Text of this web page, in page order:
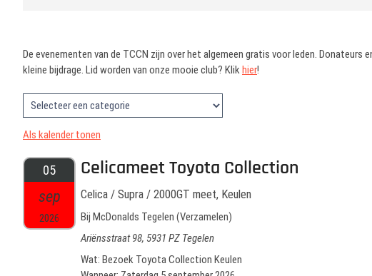
De evenementen van de TCCN zijn over het algemeen gratis voor leden. Donateurs
kleine bijdrage. Lid worden van onze mooie club? Klikhier!
Als kalender tonen
05
sep
2026
Celicameet Toyota Collection
Celica / Supra / 2000GT meet, Keulen
Bij McDonalds Tegelen (Verzamelen)
Ariënsstraat 98, 5931 PZ Tegelen
Wat: Bezoek Toyota Collection Keulen